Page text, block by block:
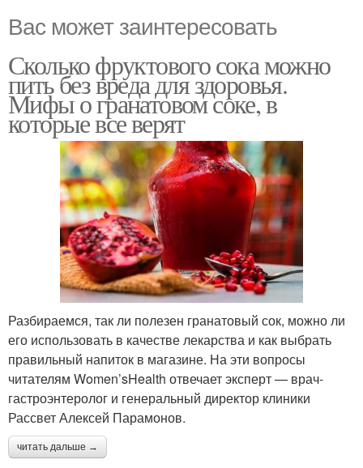
Вас может заинтересовать
Сколько фруктового сока можно
пить без вреда для здоровья.
Мифы о гранатовом соке, в
которые все верят
Разбираемся, так ли полезен гранатовый сок, можно ли
его использовать в качестве лекарства и как выбрать
правильный напиток в магазине. На эти вопросы
читателям Women’sHealth отвечает эксперт — врач-
гастроэнтеролог и генеральный директор клиники
Рассвет Алексей Парамонов.
читать дальше →